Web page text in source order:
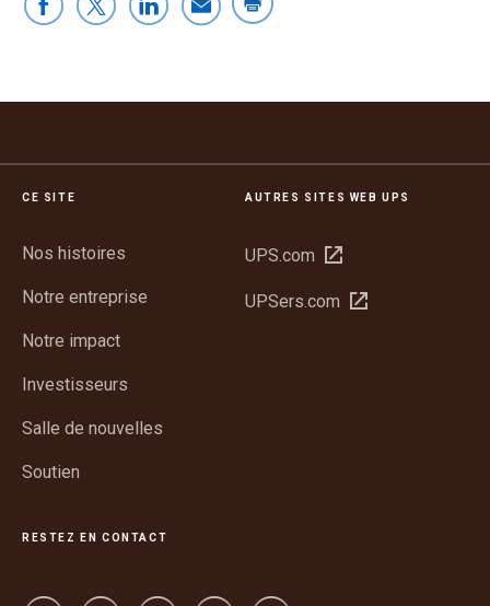
CE SITE
Nos histoires
Notre entreprise
Notre impact
Investisseurs
Salle de nouvelles
Soutien
AUTRES SITES WEB UPS
UPS.com Ouvrir
une
UPSers.com Ouvrir
RESTEZ EN CONTACT